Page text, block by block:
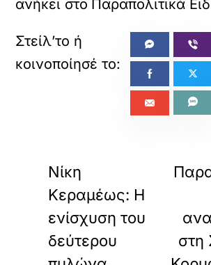
ανήκει στο Παραπολιτικά
Νίκη
Κεραμέως: Η
ενίσχυση του
δεύτερου
στη